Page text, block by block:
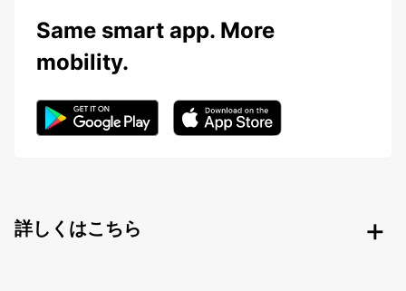
Same smart app. More
mobility.
詳しくはこちら